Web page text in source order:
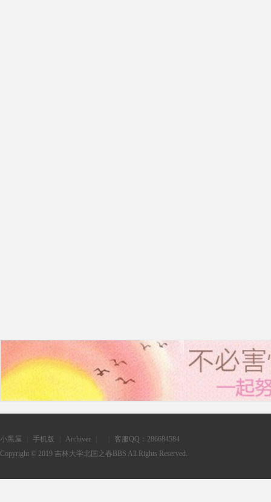
小黑屋 手机版 Archiver
客服QQ：286684584
Copyright © 2019 吉林大学北国之春BBS All Rights Reserved.